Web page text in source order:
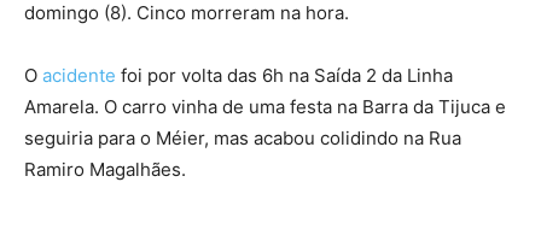
domingo (8). Cinco morreram na hora.
O acidente foi por volta das 6h na Saída 2 da Linha
Amarela. O carro vinha de uma festa na Barra da Tijuca e
seguiria para o Méier, mas acabou colidindo na Rua
Ramiro Magalhães.